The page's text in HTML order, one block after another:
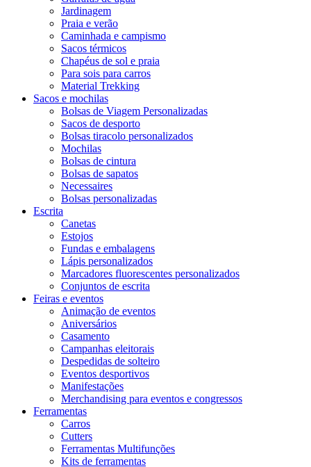
Jardinagem
Praia e verão
Caminhada e campismo
Sacos térmicos
Chapéus de sol e praia
Para sois para carros
Material Trekking
Sacos e mochilas
Bolsas de Viagem Personalizadas
Sacos de desporto
Bolsas tiracolo personalizados
Mochilas
Bolsas de cintura
Bolsas de sapatos
Necessaires
Bolsas personalizadas
Escrita
Canetas
Estojos
Fundas e embalagens
Lápis personalizados
Marcadores fluorescentes personalizados
Conjuntos de escrita
Feiras e eventos
Animação de eventos
Aniversários
Casamento
Campanhas eleitorais
Despedidas de solteiro
Eventos desportivos
Manifestações
Merchandising para eventos e congressos
Ferramentas
Carros
Cutters
Ferramentas Multifunções
Kits de ferramentas